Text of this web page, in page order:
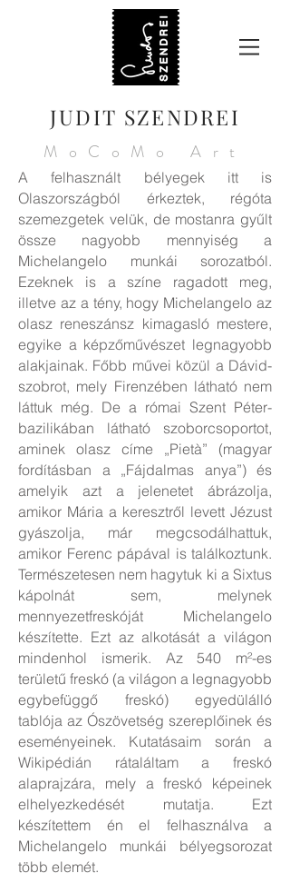
JUDIT SZENDREI
MoCoMo Art
A felhasznált bélyegek itt is
Olaszországból érkeztek, régóta
szemezgetek velük, de mostanra gyűlt
össze nagyobb mennyiség a
Michelangelo munkái sorozatból.
Ezeknek is a színe ragadott meg,
illetve az a tény, hogy Michelangelo az
olasz reneszánsz kimagasló mestere,
egyike a képzőművészet legnagyobb
alakjainak. Főbb művei közül a Dávid-
szobrot, mely Firenzében látható nem
láttuk még. De a római Szent Péter-
bazilikában látható szoborcsoportot,
aminek olasz címe „Pietà” (magyar
fordításban a „Fájdalmas anya”) és
amelyik azt a jelenetet ábrázolja,
amikor Mária a keresztről levett Jézust
gyászolja, már megcsodálhattuk,
amikor Ferenc pápával is találkoztunk.
Természetesen nem hagytuk ki a Sixtus
kápolnát sem, melynek
mennyezetfreskóját Michelangelo
készítette. Ezt az alkotását a világon
mindenhol ismerik. Az 540 m²-es
területű freskó (a világon a legnagyobb
egybefüggő freskó) egyedülálló
tablója az Ószövetség szereplőinek és
eseményeinek. Kutatásaim során a
Wikipédián rátaláltam a freskó
alaprajzára, mely a freskó képeinek
elhelyezkedését mutatja. Ezt
készítettem én el felhasználva a
Michelangelo munkái bélyegsorozat
több elemét.